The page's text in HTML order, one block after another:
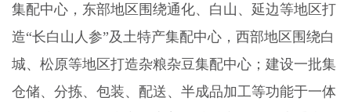
集配中心，东部地区围绕通化、白山、延边等地区打
造“长白山人参”及土特产集配中心，西部地区围绕白
城、松原等地区打造杂粮杂豆集配中心；建设一批集
仓储、分拣、包装、配送、半成品加工等功能于一体